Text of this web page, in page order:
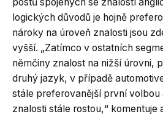
logických důvodů je hojně
nároky na úroveň znalosti jsou
vyšší. „Zatímco v ostatních
němčiny znalost na nižší úrovni,
druhý jazyk, v případě
stále preferovanější první volbou
znalosti stále rostou,“ komentuje